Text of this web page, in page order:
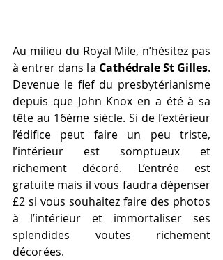
Au milieu du Royal Mile, n’hésitez pas
à entrer dans la Cathédrale St Gilles.
Devenue le fief du presbytérianisme
depuis que John Knox en a été à sa
tête au 16ème siècle. Si de l’extérieur
l’édifice peut faire un peu triste,
l’intérieur est somptueux et
richement décoré. L’entrée est
gratuite mais il vous faudra dépenser
£2 si vous souhaitez faire des photos
à l’intérieur et immortaliser ses
splendides voutes richement
décorées.